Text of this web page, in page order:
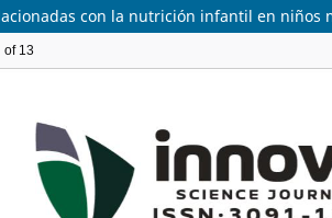
con la nutrición infantil en niños